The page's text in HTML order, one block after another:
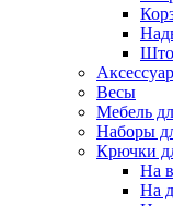
Весы
Мебель
Наборы
Крючки
На
На